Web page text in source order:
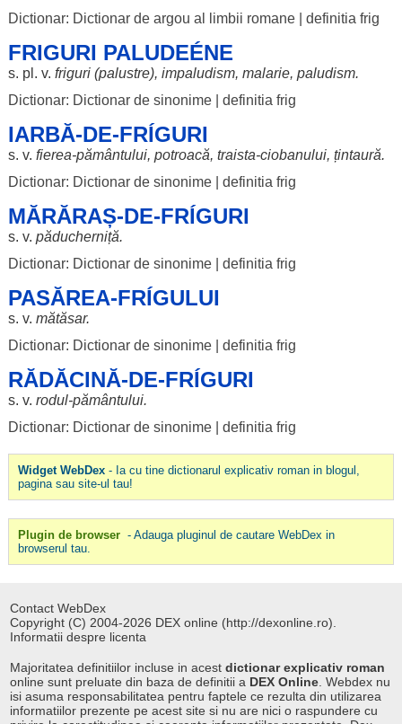
Dictionar: Dictionar de argou al limbii romane| definitia frig
FRIGURI PALUDEÉNE
s. pl. v. friguri(palustre), impaludism, malarie, paludism.
Dictionar: Dictionar de sinonime| definitia frig
IARBĂ-DE-FRÍGURI
s. v. fierea-pământului, potroacă, traista-ciobanului, țintaură.
Dictionar: Dictionar de sinonime| definitia frig
MĂRĂRAȘ-DE-FRÍGURI
s. v. păducherniță.
Dictionar: Dictionar de sinonime| definitia frig
PASĂREA-FRÍGULUI
s. v. mătăsar.
Dictionar: Dictionar de sinonime| definitia frig
RĂDĂCINĂ-DE-FRÍGURI
s. v. rodul-pământului.
Dictionar: Dictionar de sinonime| definitia frig
Widget WebDex- Ia cu tine dictionarul explicativ roman in blogul,
pagina sau site-ul tau!
Plugin de browser - Adauga pluginul de cautare WebDex in
browserul tau.
Contact WebDex
Copyright (C) 2004-2026 DEX online (http://dexonline.ro).
Informatii despre licenta
Majoritatea definitiilor incluse in acestdictionar explicativ roman
online sunt preluate din baza de definitii a DEX Online . Webdex nu
isi asuma responsabilitatea pentru faptele ce rezulta din utilizarea
informatiilor prezente pe acest site si nu are nici o raspundere cu